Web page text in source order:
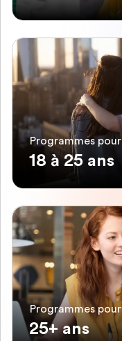
Programmes pour
18 à 25 ans
Programmes pour
25+ ans